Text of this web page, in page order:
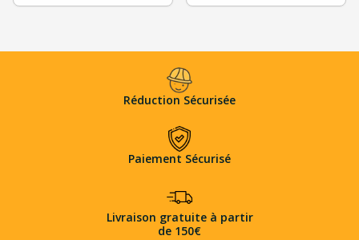
Réduction Sécurisée
Paiement Sécurisé
Livraison gratuite à partir
de 150€